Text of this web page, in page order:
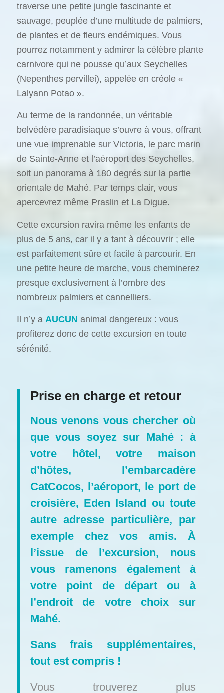
traverse une petite jungle fascinante et
sauvage, peuplée d’une multitude de palmiers,
de plantes et de fleurs endémiques. Vous
pourrez notamment y admirer la célèbre plante
carnivore qui ne pousse qu’aux Seychelles
(Nepenthes pervillei), appelée en créole «
Lalyann Potao ».
Au terme de la randonnée, un véritable
belvédère paradisiaque s’ouvre à vous, offrant
une vue imprenable sur Victoria, le parc marin
de Sainte-Anne et l’aéroport des Seychelles,
soit un panorama à 180 degrés sur la partie
orientale de Mahé. Par temps clair, vous
apercevrez même Praslin et La Digue.
Cette excursion ravira même les enfants de
plus de 5 ans, car il y a tant à découvrir ; elle
est parfaitement sûre et facile à parcourir. En
une petite heure de marche, vous cheminerez
presque exclusivement à l’ombre des
nombreux palmiers et cannelliers.
Il n’y a AUCUN animal dangereux : vous
profiterez donc de cette excursion en toute
sérénité.
Prise en charge et retour
Nous venons vous chercher où
que vous soyez sur Mahé : à
votre hôtel, votre maison
d’hôtes, l’embarcadère
CatCocos, l’aéroport, le port de
croisière, Eden Island ou toute
autre adresse particulière, par
exemple chez vos amis. À
l’issue de l’excursion, nous
vous ramenons également à
votre point de départ ou à
l’endroit de votre choix sur
Mahé.
Sans frais supplémentaires,
tout est compris !
Vous trouverez plus